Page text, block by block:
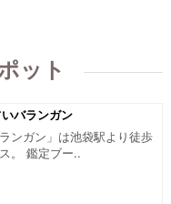
ット
バランガン
ンガン」は池袋駅より徒歩
。 鑑定ブー..